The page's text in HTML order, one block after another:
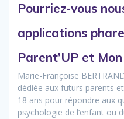
Pourriez-vous
applications
Parent’UP et
Marie-Françoise
dédiée aux futurs parents
18 ans pour répondre aux
psychologie de l’enfant ou